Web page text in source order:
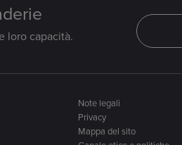
loro capacità.
Note legali
Privacy
Mappa del sito